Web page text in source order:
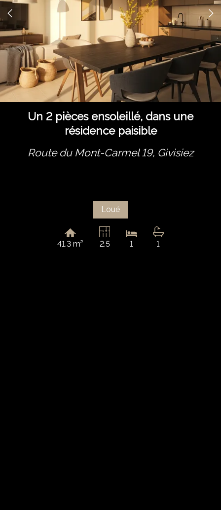
Un 2 pièces ensoleillé, dans une
résidence paisible
Route du Mont-Carmel 19, Givisiez
Loué
41.3 m² 2.5 1 1